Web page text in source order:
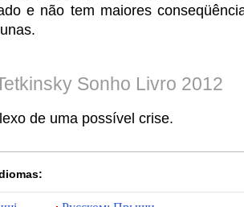
e não tem maiores
Sonho Livro 2012
de uma possível crise.